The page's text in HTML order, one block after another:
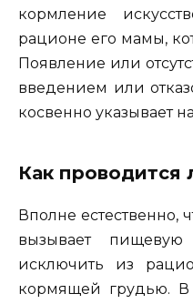
кормление
рационе его мамы,
Появление или
введением или
косвенно указывает
Как проводится
Вполне естественно,
вызывает
исключить из
кормящей грудью. В